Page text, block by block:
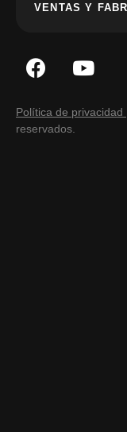
VENTAS Y
Política de privacidad
reservados.